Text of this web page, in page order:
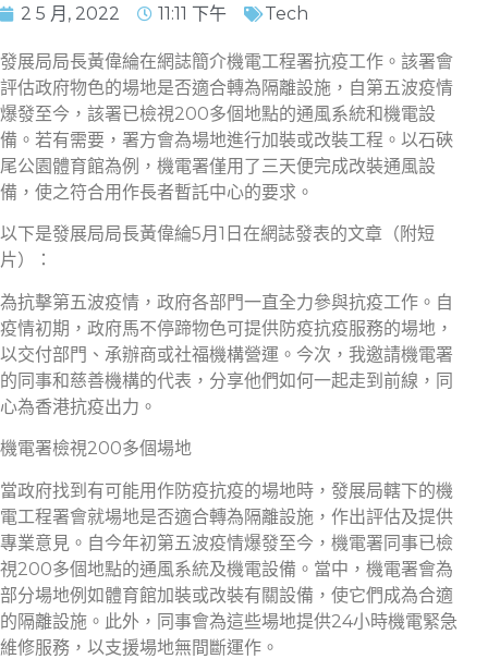
2 5 月, 2022 11:11 下午 Tech
發展局局長黃偉綸在網誌簡介機電工程署抗疫工作。該署會
評估政府物色的場地是否適合轉為隔離設施，自第五波疫情
爆發至今，該署已檢視200多個地點的通風系統和機電設
備。若有需要，署方會為場地進行加裝或改裝工程。以石硤
尾公園體育館為例，機電署僅用了三天便完成改裝通風設
備，使之符合用作長者暫託中心的要求。
以下是發展局局長黃偉綸5月1日在網誌發表的文章（附短
片）：
為抗擊第五波疫情，政府各部門一直全力參與抗疫工作。自
疫情初期，政府馬不停蹄物色可提供防疫抗疫服務的場地，
以交付部門、承辦商或社福機構營運。今次，我邀請機電署
的同事和慈善機構的代表，分享他們如何一起走到前線，同
心為香港抗疫出力。
機電署檢視200多個場地
當政府找到有可能用作防疫抗疫的場地時，發展局轄下的機
電工程署會就場地是否適合轉為隔離設施，作出評估及提供
專業意見。自今年初第五波疫情爆發至今，機電署同事已檢
視200多個地點的通風系統及機電設備。當中，機電署會為
部分場地例如體育館加裝或改裝有關設備，使它們成為合適
的隔離設施。此外，同事會為這些場地提供24小時機電緊急
維修服務，以支援場地無間斷運作。